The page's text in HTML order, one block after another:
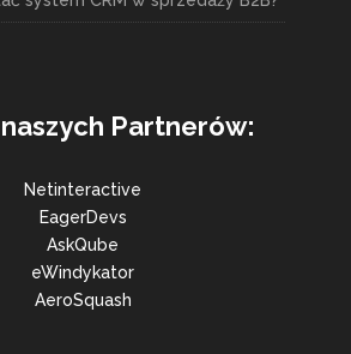
Partnerów:
Netinteractive
EagerDevs
AskQube
eWindykator
AeroSquash